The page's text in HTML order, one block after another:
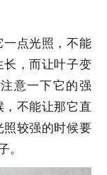
一点光照，不能
长，而让叶子变
意一下它的强
不能让那它直
照较强的时候要
。